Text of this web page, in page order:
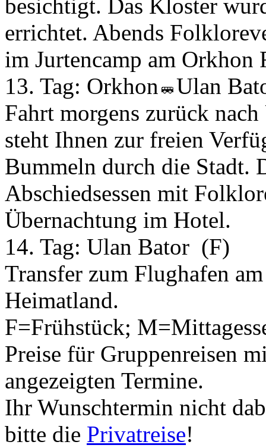
besichtigt. Das Kloster
errichtet. Abends
im Jurtencamp am Orkhon
13. Tag: Orkhon
Ulan
Fahrt morgens zurück
steht Ihnen zur freien
Bummeln durch die Stadt.
Abschiedsessen mit
Übernachtung im Hotel.
14. Tag: Ulan Bator (F)
Transfer zum Flughafen
Heimatland.
F=Frühstück;
Preise für Gruppenreisen
angezeigten Termine.
Ihr Wunschtermin nicht
bitte die Privatreise!